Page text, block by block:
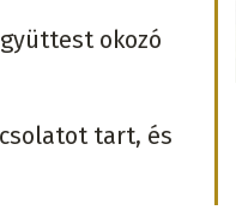
okozó
tart, és